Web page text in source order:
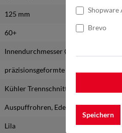
125 mm
60+
Innendurchmesser Ø 22 mm
präzisionsgeformte Keramik
Kühler Trennschnitt
Auspuffrohren, Edelstahlrohren,
Lila
Shopware
Brevo
Speichern